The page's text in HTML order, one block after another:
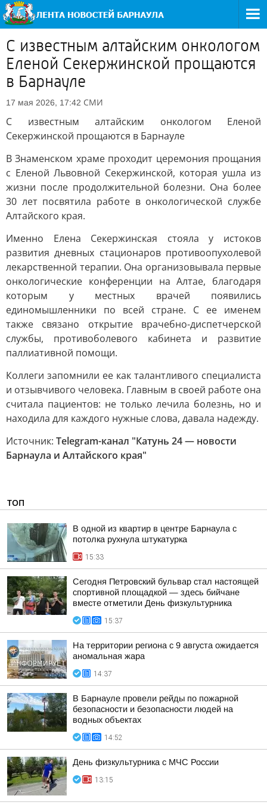
С известным алтайским онкологом
Еленой Секержинской прощаются
в Барнауле
17 мая 2026, 17:42 СМИ
С известным алтайским онкологом Еленой
Секержинской прощаются в Барнауле
В Знаменском храме проходит церемония прощания
с Еленой Львовной Секержинской, которая ушла из
жизни после продолжительной болезни. Она более
30 лет посвятила работе в онкологической службе
Алтайского края.
Именно Елена Секержинская стояла у истоков
развития дневных стационаров противоопухолевой
лекарственной терапии. Она организовывала первые
онкологические конференции на Алтае, благодаря
которым у местных врачей появились
единомышленники по всей стране. С ее именем
также связано открытие врачебно-диспетчерской
службы, противоболевого кабинета и развитие
паллиативной помощи.
Коллеги запомнили ее как талантливого специалиста
и отзывчивого человека. Главным в своей работе она
считала пациентов: не только лечила болезнь, но и
находила для каждого нужные слова, давала надежду.
Источник: Telegram-канал "Катунь 24 — новости
Барнаула и Алтайского края"
ТОП
В одной из квартир в центре Барнаула с
потолка рухнула штукатурка
15:33
Сегодня Петровский бульвар стал настоящей
спортивной площадкой — здесь бийчане
вместе отметили День физкультурника
15:37
На территории региона с 9 августа ожидается
аномальная жара
14:37
В Барнауле провели рейды по пожарной
безопасности и безопасности людей на
водных объектах
14:52
День физкультурника с МЧС России
13:15